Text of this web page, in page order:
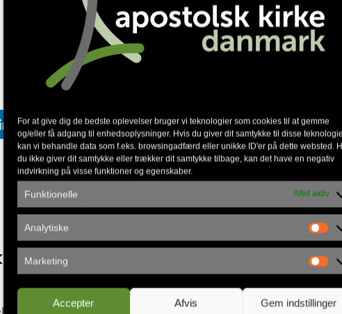
For at give dig de bedste oplevelser bruger vi teknologier som cookies til at gemme
og/eller få adgang til enhedsoplysninger. Hvis du giver dit samtykke til disse
kan vi behandle data som f.eks. browsingadfærd eller unikke ID'er på dette websted.
du ikke giver dit samtykke eller trækker dit samtykke tilbage, kan det have en negativ
indvirkning på visse funktioner og egenskaber.
Funktionelle Altid aktiv
Analytiske
Marketing
Accepter Afvis Gem indstillinger
LinkedIn
Kirke Danmark Mandag 09.00